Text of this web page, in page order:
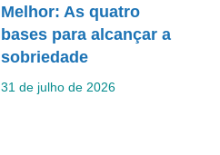
Melhor: As quatro
bases para alcançar a
sobriedade
31 de julho de 2026